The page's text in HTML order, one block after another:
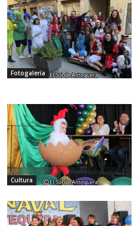
Fotogalería
Cultura